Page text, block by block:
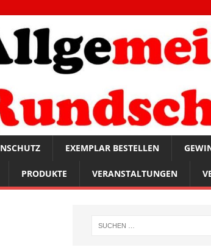
EXEMPLAR BESTELLEN
PRODUKTE VERANSTALTUNGEN